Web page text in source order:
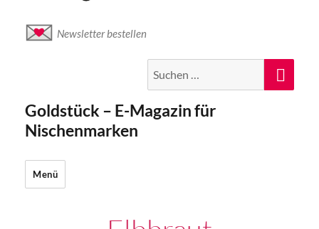
Newsletter bestellen
nach:
Goldstück – E-Magazin für
Nischenmarken
Menü